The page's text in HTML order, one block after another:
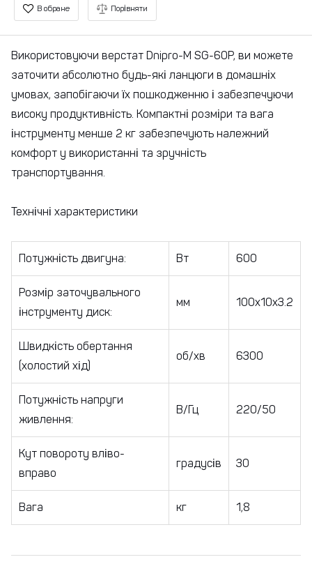
В обране Порівняти
Використовуючи верстат Dnipro-M SG-60P, ви можете
заточити абсолютно будь-які ланцюги в домашніх
умовах, запобігаючи їх пошкодженню і забезпечуючи
високу продуктивність. Компактні розміри та вага
інструменту менше 2 кг забезпечують належний
комфорт у використанні та зручність
транспортування.
Технічні характеристики
Потужність двигуна: Вт 600
Розмір заточувального
інструменту диск:
мм 100x10x3.2
Швидкість обертання
(холостий хід)
об/хв 6300
Потужність напруги
живлення:
В/Гц 220/50
Кут повороту вліво-
вправо
градусів 30
Вага кг 1,8